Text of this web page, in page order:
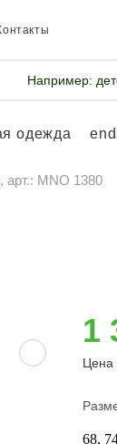
Например:
одежда
MNO 1380
1
Цена
68